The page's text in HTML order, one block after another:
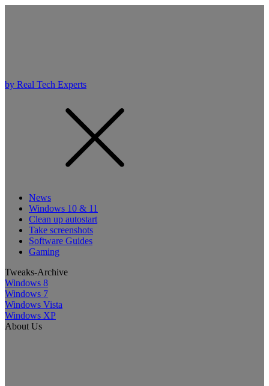
by Real Tech Experts
News
Windows 10 & 11
Clean up autostart
Take screenshots
Software Guides
Gaming
Tweaks-Archive
Windows 8
Windows 7
Windows Vista
Windows XP
About Us